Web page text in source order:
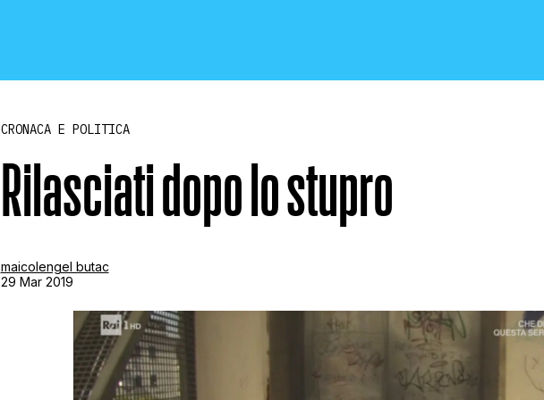
CRONACA E POLITICA
SALUTE E MEDICINA
CRONACA E POLITICA
Rilasciati dopo lo stupro
maicolengel butac
29 Mar 2019